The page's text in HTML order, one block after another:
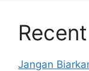
Jangan